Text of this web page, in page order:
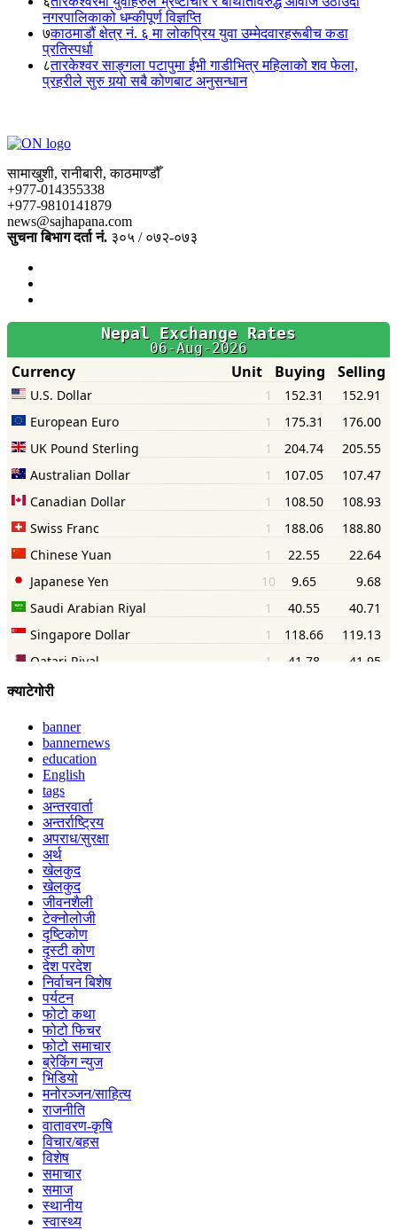
नगरपालिकाको धम्कीपूर्ण विज्ञप्ति
७काठमाडौं क्षेत्र नं. ६ मा लोकप्रिय युवा उम्मेदवारहरूबीच कडा
प्रतिस्पर्धा
८तारकेश्वर साङ्गला पटापुमा ईभी गाडीभित्र महिलाको शव फेला,
प्रहरीले सुरु गर्‍यो सबै कोणबाट अनुसन्धान
सामाखुशी, रानीबारी, काठमाण्डौँ
+977-014355338
+977-9810141879
news@sajhapana.com
सुचना बिभाग दर्ता नं. ३०५ / ०७२-०७३
क्याटेगोरी
banner
bannernews
education
English
tags
अन्तरवार्ता
अन्तर्राष्ट्रिय
अपराध/सुरक्षा
अर्थ
खेलकुद
खेलकुद
जीवनशैली
टेक्नोलोजी
दृष्टिकोण
दृस्टी कोण
देश परदेश
निर्वाचन बिशेष
पर्यटन
फोटो कथा
फोटो फिचर
फोटो समाचार
ब्रेकिंग न्युज
भिडियो
मनोरञ्जन/साहित्य
राजनीति
वातावरण-कृषि
विचार/बहस
विशेष
समाचार
समाज
स्थानीय
स्वास्थ्य